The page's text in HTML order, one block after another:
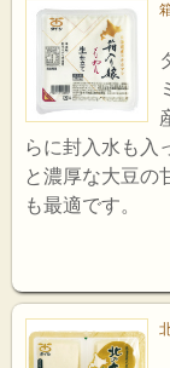
らに封入水も入
と濃厚な大豆の
も最適です。